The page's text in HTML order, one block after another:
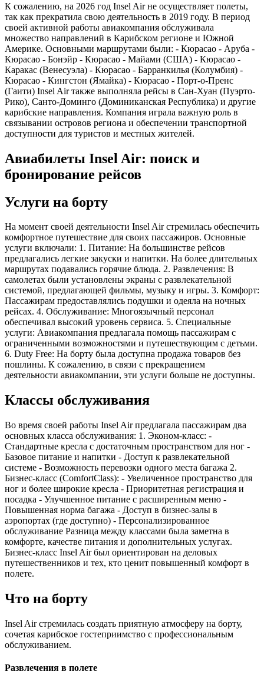
К сожалению, на 2026 год Insel Air не осуществляет полеты,
так как прекратила свою деятельность в 2019 году. В период
своей активной работы авиакомпания обслуживала
множество направлений в Карибском регионе и Южной
Америке. Основными маршрутами были: - Кюрасао - Аруба -
Кюрасао - Бонэйр - Кюрасао - Майами (США) - Кюрасао -
Каракас (Венесуэла) - Кюрасао - Барранкилья (Колумбия) -
Кюрасао - Кингстон (Ямайка) - Кюрасао - Порт-о-Пренс
(Гаити) Insel Air также выполняла рейсы в Сан-Хуан (Пуэрто-
Рико), Санто-Доминго (Доминиканская Республика) и другие
карибские направления. Компания играла важную роль в
связывании островов региона и обеспечении транспортной
доступности для туристов и местных жителей.
Авиабилеты Insel Air: поиск и
бронирование рейсов
Услуги на борту
На момент своей деятельности Insel Air стремилась обеспечить
комфортное путешествие для своих пассажиров. Основные
услуги включали: 1. Питание: На большинстве рейсов
предлагались легкие закуски и напитки. На более длительных
маршрутах подавались горячие блюда. 2. Развлечения: В
самолетах были установлены экраны с развлекательной
системой, предлагающей фильмы, музыку и игры. 3. Комфорт:
Пассажирам предоставлялись подушки и одеяла на ночных
рейсах. 4. Обслуживание: Многоязычный персонал
обеспечивал высокий уровень сервиса. 5. Специальные
услуги: Авиакомпания предлагала помощь пассажирам с
ограниченными возможностями и путешествующим с детьми.
6. Duty Free: На борту была доступна продажа товаров без
пошлины. К сожалению, в связи с прекращением
деятельности авиакомпании, эти услуги больше не доступны.
Классы обслуживания
Во время своей работы Insel Air предлагала пассажирам два
основных класса обслуживания: 1. Эконом-класс: -
Стандартные кресла с достаточным пространством для ног -
Базовое питание и напитки - Доступ к развлекательной
системе - Возможность перевозки одного места багажа 2.
Бизнес-класс (ComfortClass): - Увеличенное пространство для
ног и более широкие кресла - Приоритетная регистрация и
посадка - Улучшенное питание с расширенным меню -
Повышенная норма багажа - Доступ в бизнес-залы в
аэропортах (где доступно) - Персонализированное
обслуживание Разница между классами была заметна в
комфорте, качестве питания и дополнительных услугах.
Бизнес-класс Insel Air был ориентирован на деловых
путешественников и тех, кто ценит повышенный комфорт в
полете.
Что на борту
Insel Air стремилась создать приятную атмосферу на борту,
сочетая карибское гостеприимство с профессиональным
обслуживанием.
Развлечения в полете